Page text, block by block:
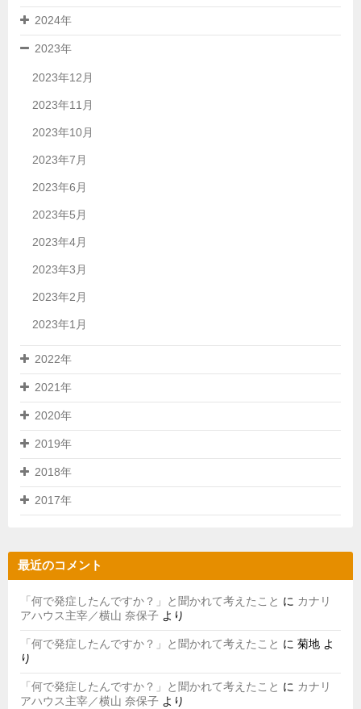
2024年
2023年
2023年12月
2023年11月
2023年10月
2023年7月
2023年6月
2023年5月
2023年4月
2023年3月
2023年2月
2023年1月
2022年
2021年
2020年
2019年
2018年
2017年
最近のコメント
「何で発症したんですか？」と聞かれて考えたこと に カナリ
アハウス主宰／横山 奈保子 より
「何で発症したんですか？」と聞かれて考えたこと に 菊地 よ
り
「何で発症したんですか？」と聞かれて考えたこと に カナリ
アハウス主宰／横山 奈保子 より